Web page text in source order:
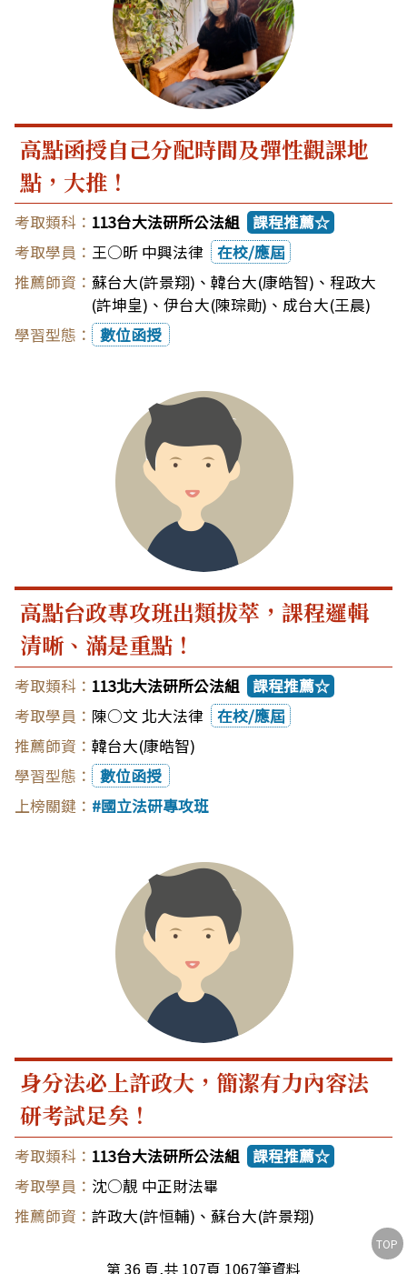
高點函授自己分配時間及彈性觀課地
點，大推！
113台大法研所公法組 課程推薦☆
王○昕 中興法律
在校/應屆
蘇台大(許景翔) 、 韓台大(康皓智) 、 程政大
(許坤皇) 、 伊台大(陳琮勛) 、 成台大(王晨)
數位函授
高點台政專攻班出類拔萃，課程邏輯
清晰、滿是重點！
113北大法研所公法組
課程推薦☆
陳○文 北大法律
在校/應屆
韓台大(康皓智)
數位函授
國立法研專攻班
身分法必上許政大，簡潔有力內容法
研考試足矣！
113台大法研所公法組
課程推薦☆
沈○靚 中正財法畢
許政大(許恒輔) 、 蘇台大(許景翔)
第 36 頁,共 107頁 1067筆資料
TOP